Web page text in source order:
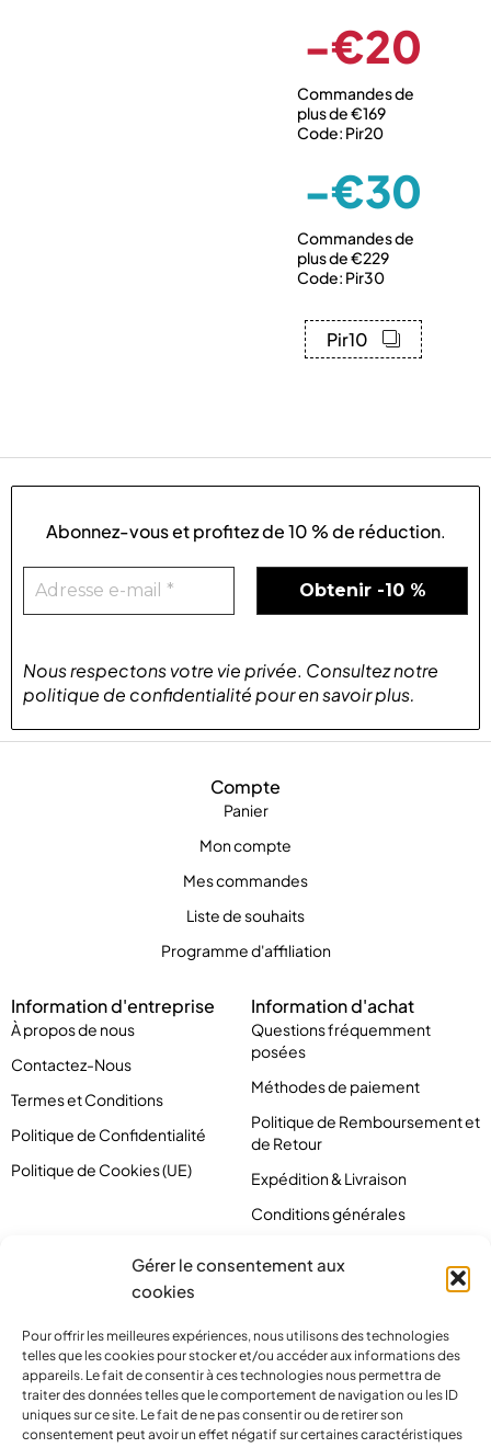
Gérer le consentement aux
cookies
Pour offrir les meilleures expériences, nous utilisons des technologies
telles que les cookies pour stocker et/ou accéder aux informations des
appareils. Le fait de consentir à ces technologies nous permettra de
traiter des données telles que le comportement de navigation ou les ID
uniques sur ce site. Le fait de ne pas consentir ou de retirer son
consentement peut avoir un effet négatif sur certaines caractéristiques
-€20
Commandes de
plus de €169
Code: Pir20
-€30
Commandes de
plus de €229
Code: Pir30
Pir10
Compte
Panier
Mon compte
Mes commandes
Liste de souhaits
Programme d'affiliation
Information d'entreprise
À propos de nous
Contactez-Nous
Termes et Conditions
Politique de Confidentialité
Politique de Cookies (UE)
Information d'achat
Questions fréquemment
posées
Méthodes de paiement
Politique de Remboursement et
de Retour
Expédition & Livraison
Conditions générales
Abonnez-vous et profitez de10 % de réduction.
Nous respectons votre vie privée. Consultez notre
politique de confidentialitépouren savoir plus.